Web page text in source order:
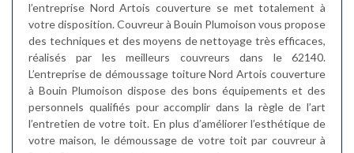
l’entreprise Nord Artois couverture se met totalement à
votre disposition. Couvreur à Bouin Plumoison vous propose
des techniques et des moyens de nettoyage très efficaces,
réalisés par les meilleurs couvreurs dans le 62140.
L’entreprise de démoussage toiture Nord Artois couverture
à Bouin Plumoison dispose des bons équipements et des
personnels qualifiés pour accomplir dans la règle de l’art
l’entretien de votre toit. En plus d’améliorer l’esthétique de
votre maison, le démoussage de votre toit par couvreur à